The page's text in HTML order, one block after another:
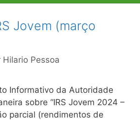
Jovem (março
Hilario Pessoa
Informativo da Autoridade
sobre “IRS Jovem 2024 –
parcial (rendimentos de